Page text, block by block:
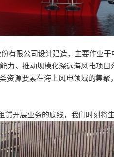
有限公司设计建造，主要作业
力、推动规模化深远海风电项
资源要素在海上风电领域的集
开展业务的底线，我们时刻将